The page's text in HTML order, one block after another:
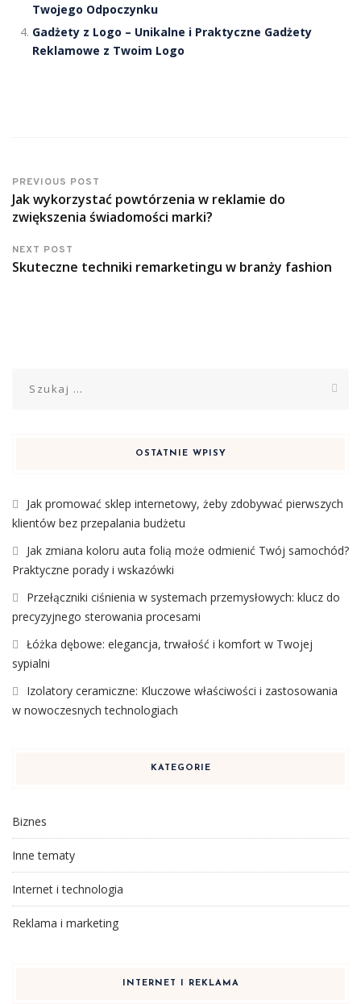
Twojego Odpoczynku
Gadżety z Logo – Unikalne i Praktyczne Gadżety
Reklamowe z Twoim Logo
PREVIOUS POST
Jak wykorzystać powtórzenia w reklamie do
zwiększenia świadomości marki?
NEXT POST
Skuteczne techniki remarketingu w branży fashion
OSTATNIE WPISY
Jak promować sklep internetowy, żeby zdobywać pierwszych
klientów bez przepalania budżetu
Jak zmiana koloru auta folią może odmienić Twój samochód?
Praktyczne porady i wskazówki
Przełączniki ciśnienia w systemach przemysłowych: klucz do
precyzyjnego sterowania procesami
Łóżka dębowe: elegancja, trwałość i komfort w Twojej
sypialni
Izolatory ceramiczne: Kluczowe właściwości i zastosowania
w nowoczesnych technologiach
KATEGORIE
Biznes
Inne tematy
Internet i technologia
Reklama i marketing
INTERNET I REKLAMA